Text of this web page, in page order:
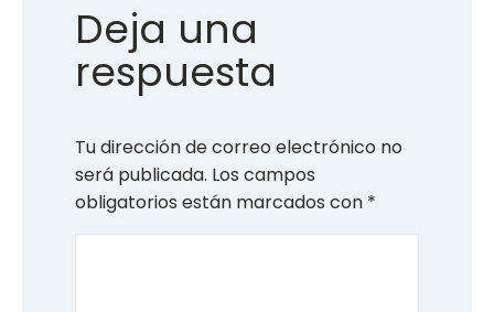
Deja una
respuesta
Tu dirección de correo electrónico no
será publicada. Los campos
obligatorios están marcados con *